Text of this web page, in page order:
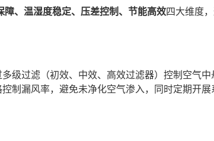
障、温湿度稳定、压差控制、节能高效四大维度
级过滤（初效、中效、高效过滤器）控制空气中
制漏风率，避免未净化空气渗入，同时定期开展